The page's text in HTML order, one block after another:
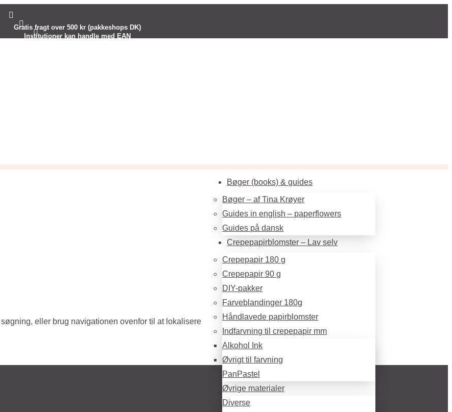

Gratis fragt over 500 kr (pakkeshops DK)

Institutioner kan handle med EAN

Bøger (books) & guides
Bøger – af Tina Krøyer
Guides in english – paperflowers
Guides på dansk
Crepepapirblomster – Lav selv
Crepepapir 180 g
Crepepapir 90 g
DIY-pakker
Farveblandinger 180g
Håndlavede papirblomster
Indfarvning til crepepapir mm
Alkohol Ink
Øvrigt til farvning
PanPastel
Øvrige materialer
Diverse
eller brug navigationen ovenfor til at lokalisere